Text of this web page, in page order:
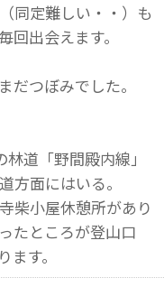
同定難しい・・）も
回出会えます。
つぼみでした。
道「野間殿内線」
方面にはいる。
柴小屋休憩所があり
たところが登山口
す。